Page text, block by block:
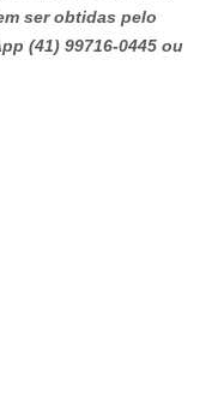
ser obtidas pelo
(41) 99716-0445 ou